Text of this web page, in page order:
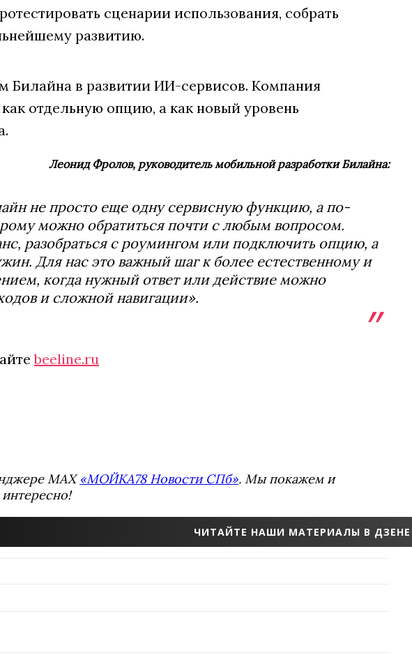
сценарии использования, собрать
развитию.
Билайна в развитии ИИ-сервисов. Компания
отдельную опцию, а как новый уровень
Леонид Фролов, руководитель мобильной разработки Билайна:
не просто еще одну сервисную функцию, а по-
можно обратиться почти с любым вопросом.
разобраться с роумингом или подключить опцию, а
Для нас это важный шаг к более естественному и
когда нужный ответ или действие можно
и сложной навигации».
beeline.ru
MAX«МОЙКА78 Новости СПб». Мы покажем и
ЧИТАЙТЕ НАШИ МАТЕРИАЛЫ В ДЗЕНЕ